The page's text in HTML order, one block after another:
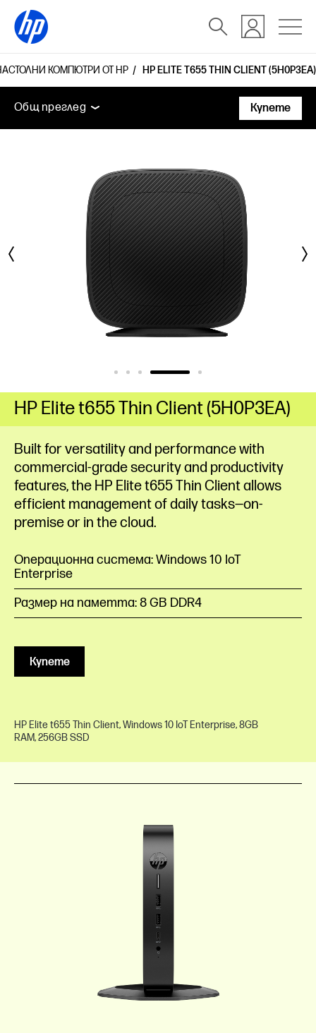
КОМПЮТРИ ОТ HP HP ELITE T655 THIN CLIENT (5H0P3EA)
Общ преглед Технически спецификации
Общ преглед
Технически спецификации
Купете
Built for versatility and performance with
commercial-grade security and productivity
features, the HP Elite t655 Thin Client allows
efficient management of daily tasks—on-
premise or in the cloud.
Операционна система: Windows 10 IoT
Enterprise
Размер на паметта: 8 GB DDR4
Купете
HP Elite t655 Thin Client, Windows 10 IoT Enterprise, 8GB
RAM, 256GB SSD
HP Elite t655 Thin Client (5H0P3EA)